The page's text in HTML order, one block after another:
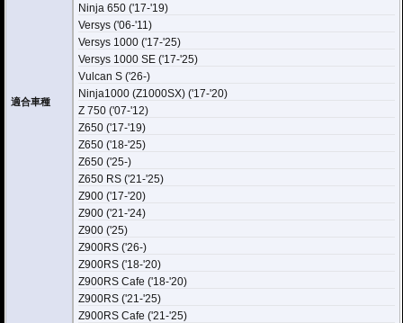
適合車種
Ninja 650 ('17-'19)
Versys ('06-'11)
Versys 1000 ('17-'25)
Versys 1000 SE ('17-'25)
Vulcan S ('26-)
Ninja1000 (Z1000SX) ('17-'20)
Z 750 ('07-'12)
Z650 ('17-'19)
Z650 ('18-'25)
Z650 ('25-)
Z650 RS ('21-'25)
Z900 ('17-'20)
Z900 ('21-'24)
Z900 ('25)
Z900RS ('26-)
Z900RS ('18-'20)
Z900RS Cafe ('18-'20)
Z900RS ('21-'25)
Z900RS Cafe ('21-'25)